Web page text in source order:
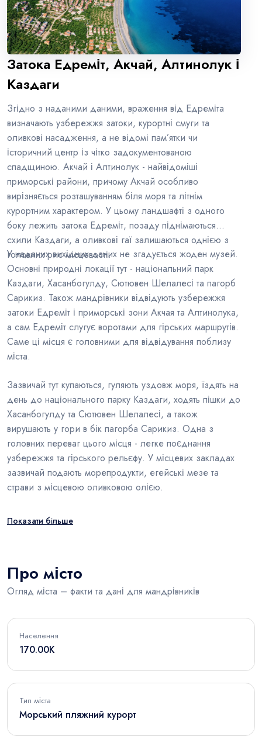
Затока Едреміт, Акчай, Алтинолук і
Каздаги
Згідно з наданими даними, враження від Едреміта
визначають узбережжя затоки, курортні смуги та
оливкові насадження, а не відомі пам’ятки чи
історичний центр із чітко задокументованою
спадщиною. Акчай і Алтинолук - найвідоміші
приморські райони, причому Акчай особливо
вирізняється розташуванням біля моря та літнім
курортним характером. У цьому ландшафті з одного
боку лежить затока Едреміт, позаду піднімаються
схили Каздаги, а оливкові гаї залишаються однією з
головних рис місцевості.
У наданих вихідних даних не згадується жоден музей.
Основні природні локації тут - національний парк
Каздаги, Хасанбогулду, Сютювен Шелалесі та пагорб
Сарикиз. Також мандрівники відвідують узбережжя
затоки Едреміт і приморські зони Акчая та Алтинолука,
а сам Едреміт слугує воротами для гірських маршрутів.
Саме ці місця є головними для відвідування поблизу
міста.
Зазвичай тут купаються, гуляють уздовж моря, їздять на
день до національного парку Каздаги, ходять пішки до
Хасанбогулду та Сютювен Шелалесі, а також
вирушають у гори в бік пагорба Сарикиз. Одна з
головних переваг цього місця - легке поєднання
узбережжя та гірського рельєфу. У місцевих закладах
зазвичай подають морепродукти, егейські мезе та
страви з місцевою оливковою олією.
Показати більше
Про місто
Огляд міста – факти та дані для мандрівників
Населення
170.00K
Тип міста
Морський пляжний курорт